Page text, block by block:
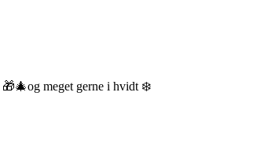
meget gerne i hvidt ❄️